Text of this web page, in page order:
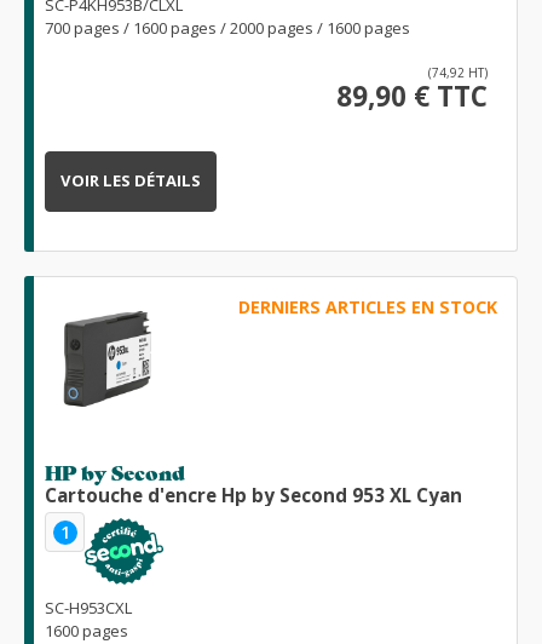
SC-P4KH953B/CLXL
700 pages / 1600 pages / 2000 pages / 1600 pages
(74,92 HT)
89,90 € TTC
VOIR LES DÉTAILS
DERNIERS ARTICLES EN STOCK
HP by Second
Cartouche d'encre Hp by Second 953 XL Cyan
1
SC-H953CXL
1600 pages